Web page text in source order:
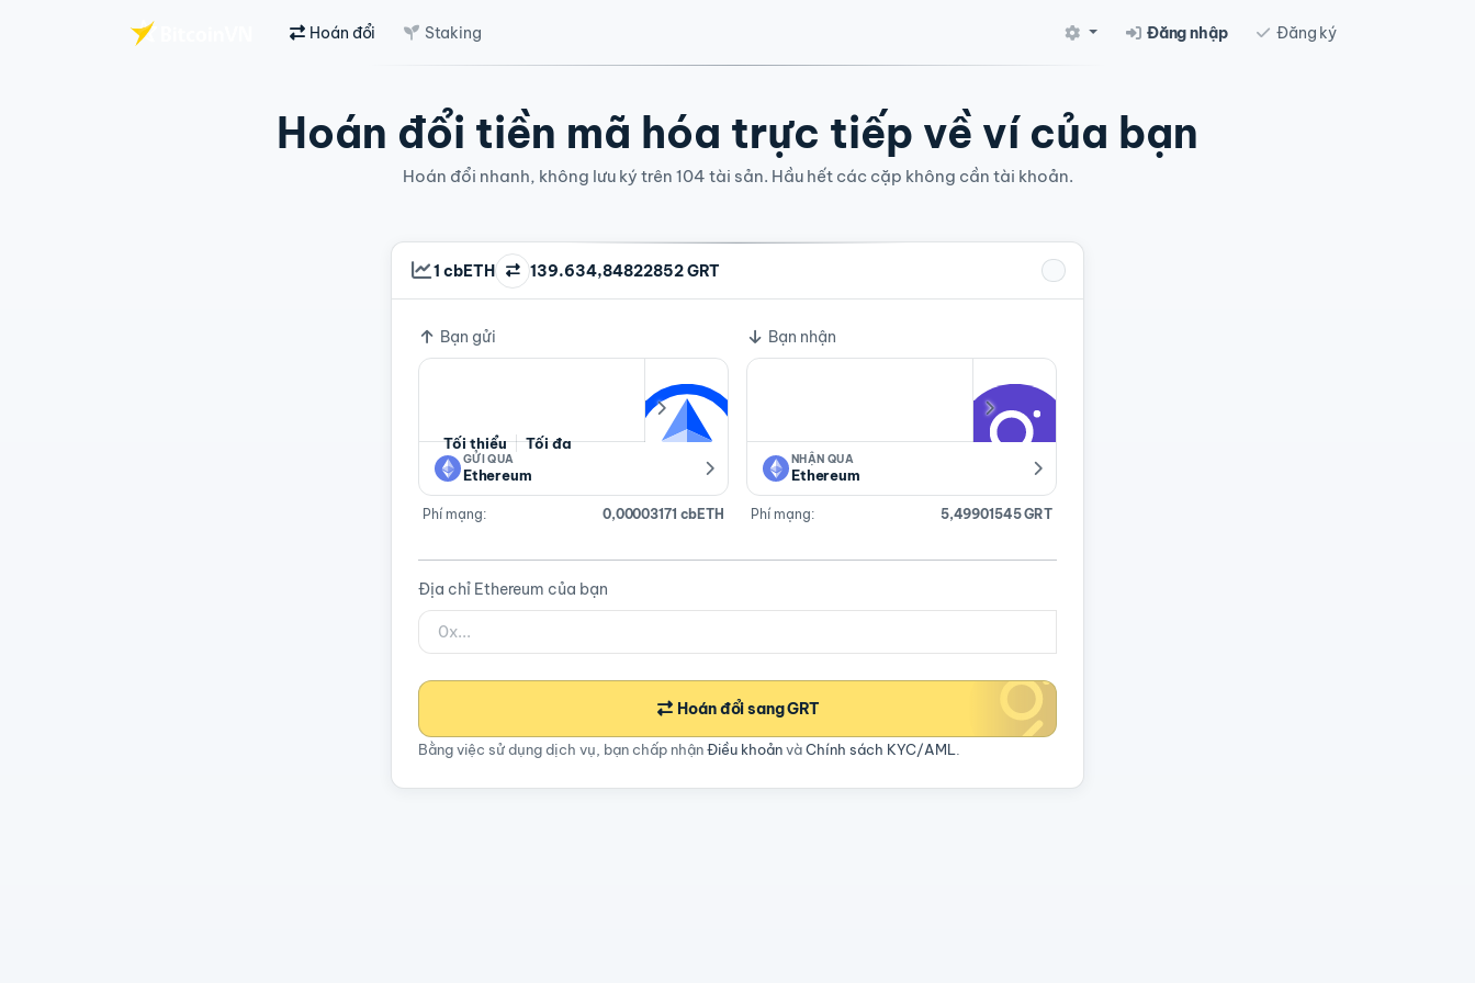
Hoán đổi Staking Đăng nhập Đăng ký
Hoán đổi tiền mã hóa trực tiếp về ví của bạn
Hoán đổi nhanh, không lưu ký trên 104 tài sản. Hầu hết các cặp không cần tài khoản.
Tỷ giá
1 cbETH 139.634,84822852 GRT
Bạn gửi
Tối thiểu Tối đa
GỬI QUA
Ethereum
Phí mạng: 0,00003171 cbETH
Bạn nhận
NHẬN QUA
Ethereum
Phí mạng: 5,49901545 GRT
Địa chỉ Ethereum của bạn
Hoán đổi sang GRT
Bằng việc sử dụng dịch vụ, bạn chấp nhậnĐiều khoảnvàChính sách KYC/AML